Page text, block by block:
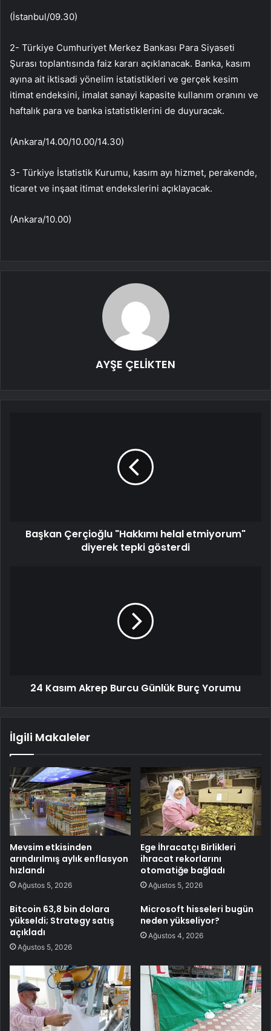
(İstanbul/09.30)
2- Türkiye Cumhuriyet Merkez Bankası Para Siyaseti
Şurası toplantısında faiz kararı açıklanacak. Banka, kasım
ayına ait iktisadi yönelim istatistikleri ve gerçek kesim
itimat endeksini, imalat sanayi kapasite kullanım oranını ve
haftalık para ve banka istatistiklerini de duyuracak.
(Ankara/14.00/10.00/14.30)
3- Türkiye İstatistik Kurumu, kasım ayı hizmet, perakende,
ticaret ve inşaat itimat endekslerini açıklayacak.
(Ankara/10.00)
AYŞE ÇELİKTEN
Başkan Çerçioğlu "Hakkımı helal etmiyorum"
diyerek tepki gösterdi
24 Kasım Akrep Burcu Günlük Burç Yorumu
İlgili Makaleler
Mevsim etkisinden
arındırılmış aylık enflasyon
hızlandı
Ağustos 5, 2026
Ege İhracatçı Birlikleri
ihracat rekorlarını
otomatiğe bağladı
Ağustos 5, 2026
Bitcoin 63,8 bin dolara
yükseldi; Strategy satış
açıkladı
Ağustos 5, 2026
Microsoft hisseleri bugün
neden yükseliyor?
Ağustos 4, 2026